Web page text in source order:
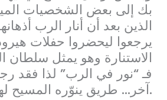
بك إلى بعض الشخصيات
الذين بعد أن أنار الرب
يرجعوا ليحضروا حفلات
الاستنارة وهو يمثل سلطان
فـ “نور في الرب” لذا فقد
آخر… طريق ينوّره المسيح لهم.